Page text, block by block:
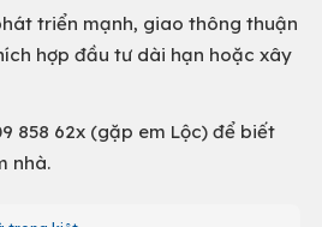
triển mạnh, giao thông thuận
hợp đầu tư dài hạn hoặc xây
858 62x (gặp em Lộc) để biết
nhà.